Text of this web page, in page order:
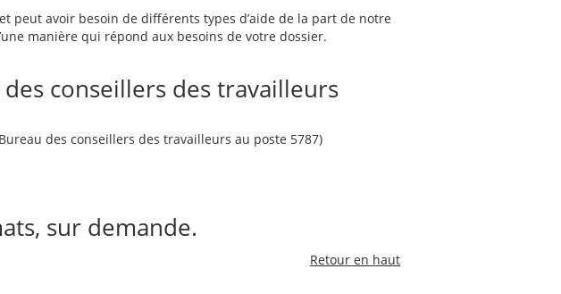
peut avoir besoin de différents types d’aide de la part de notre
manière qui répond aux besoins de votre dossier.
conseillers des travailleurs
des conseillers des travailleurs au poste 5787)
sur demande.
Retour en haut